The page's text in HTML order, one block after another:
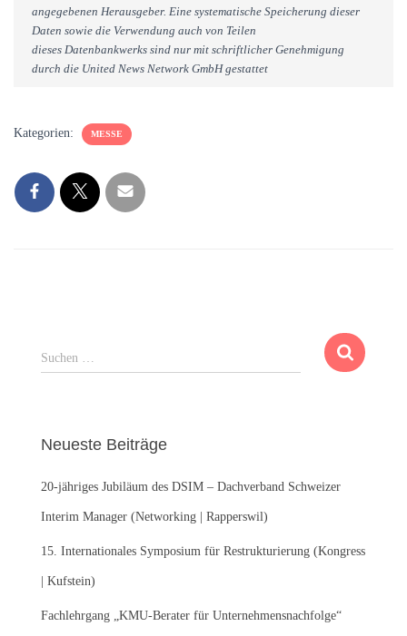
angegebenen Herausgeber. Eine systematische Speicherung dieser
Daten sowie die Verwendung auch von Teilen
dieses Datenbankwerks sind nur mit schriftlicher Genehmigung
durch die United News Network GmbH gestattet
Kategorien: MESSE
S
u
n
a
c
:
Suchen …
Neueste Beiträge
20-jähriges Jubiläum des DSIM – Dachverband Schweizer
Interim Manager (Networking | Rapperswil)
15. Internationales Symposium für Restrukturierung (Kongress
| Kufstein)
Fachlehrgang „KMU-Berater für Unternehmensnachfolge“